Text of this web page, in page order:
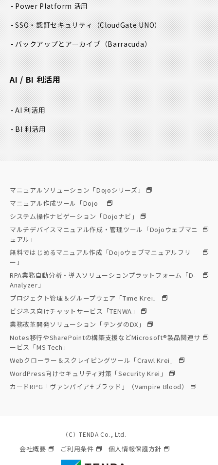
Power Platform 活用
SSO・認証セキュリティ（CloudGate UNO）
バックアップとアーカイブ（Barracuda）
AI / BI 利活用
AI 利活用
BI 利活用
マニュアルソリューション「Dojoシリーズ」
マニュアル作成ツール「Dojo」
システム操作ナビゲーション「Dojoナビ」
マルチデバイスマニュアル作成・管理ツール「Dojoウェブマニ
ュアル」
無料ではじめるマニュアル作成「Dojoウェブマニュアルフリ
ー」
RPA業務自動分析・導入ソリューションプラットフォーム「D-
Analyzer」
プロジェクト管理＆グループウェア「Time Krei」
ビジネス向けチャットサービス「TENWA」
業務改革開発ソリューション「テンダのDX」
Notes移行やSharePointの構築支援などMicrosoft®製品関連サ
ービス「MS Tech」
Webクローラー＆スクレイピングツール「Crawl Krei」
WordPress向けセキュリティ対策「Security Krei」
カードRPG「ヴァンパイア♰ブラッド」（Vampire Blood）
（C）TENDA Co., Ltd.
会社概要 ご利用条件 個人情報保護方針